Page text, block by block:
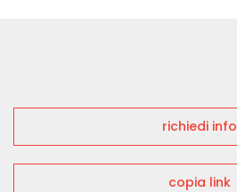
richiedi info
copia link